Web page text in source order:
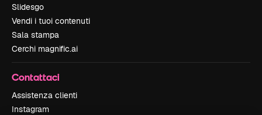
Slidesgo
Vendi i tuoi contenuti
Sala stampa
Cerchi magnific.ai
Contattaci
Assistenza clienti
Instagram